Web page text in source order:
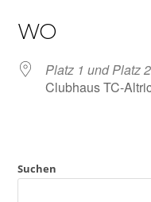
WO
Platz 1 und Platz 2
Clubhaus TC-
Suchen